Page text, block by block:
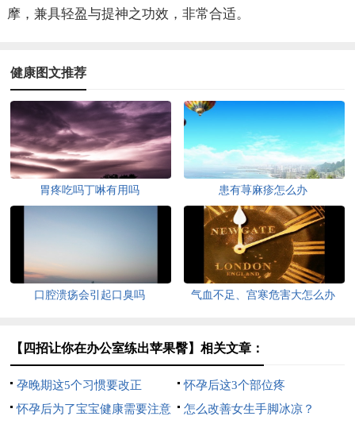
摩，兼具轻盈与提神之功效，非常合适。
健康图文推荐
胃疼吃吗丁啉有用吗 患有荨麻疹怎么办
口腔溃疡会引起口臭吗 气血不足、宫寒危害大怎么办
【四招让你在办公室练出苹果臀】相关文章：
孕晚期这5个习惯要改正
怀孕后这3个部位疼
怀孕后为了宝宝健康需要注意
怎么改善女生手脚冰凉？